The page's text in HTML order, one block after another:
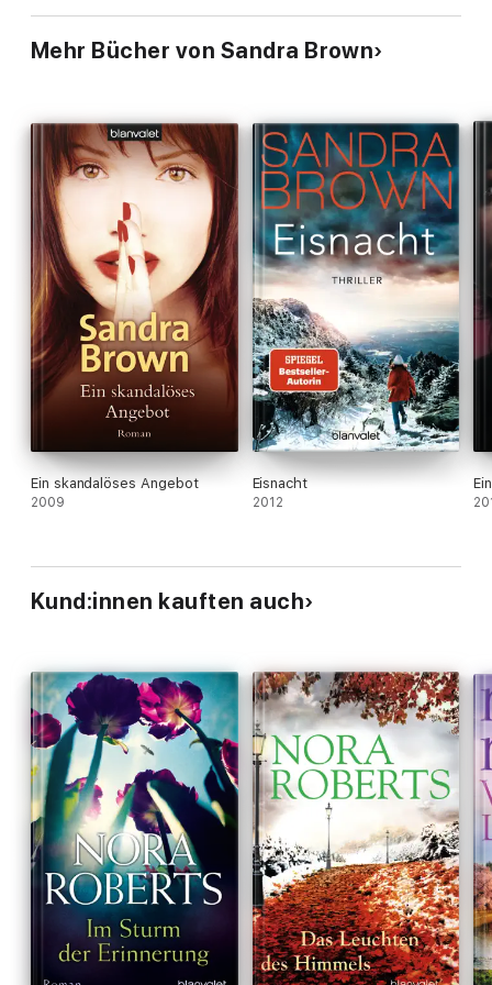
Mehr Bücher von Sandra Brown
Ein skandalöses Angebot
2009
Eisnacht
2012
Kund:innen kauften auch